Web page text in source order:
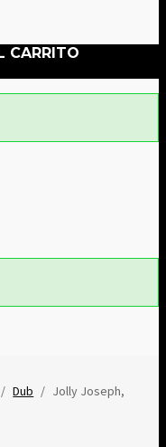
CARRITO
/ Dub / Jolly Joseph,